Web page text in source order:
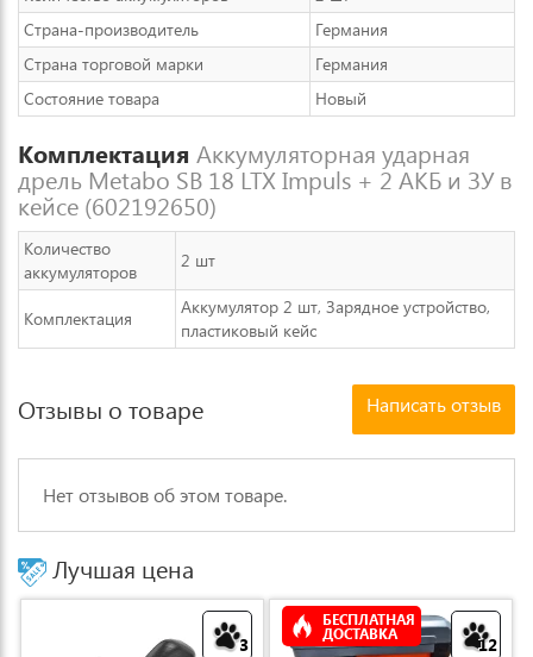
Страна-производитель
Германия
Страна торговой марки
Германия
Состояние товара
Новый
Комплектация Аккумуляторная ударная
дрель Metabo SB 18 LTX Impuls + 2 АКБ и ЗУ в
кейсе (602192650)
Количество
аккумуляторов
2 шт
Комплектация
Аккумулятор 2 шт, Зарядное устройство,
пластиковый кейс
Отзывы о товаре Написать отзыв
Нет отзывов об этом товаре.
Лучшая цена
3 12
БЕСПЛАТНАЯ
ДОСТАВКА